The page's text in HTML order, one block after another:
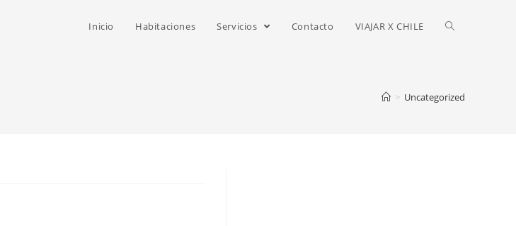
Inicio Habitaciones Servicios Contacto VIAJAR X CHILE
> Uncategorized